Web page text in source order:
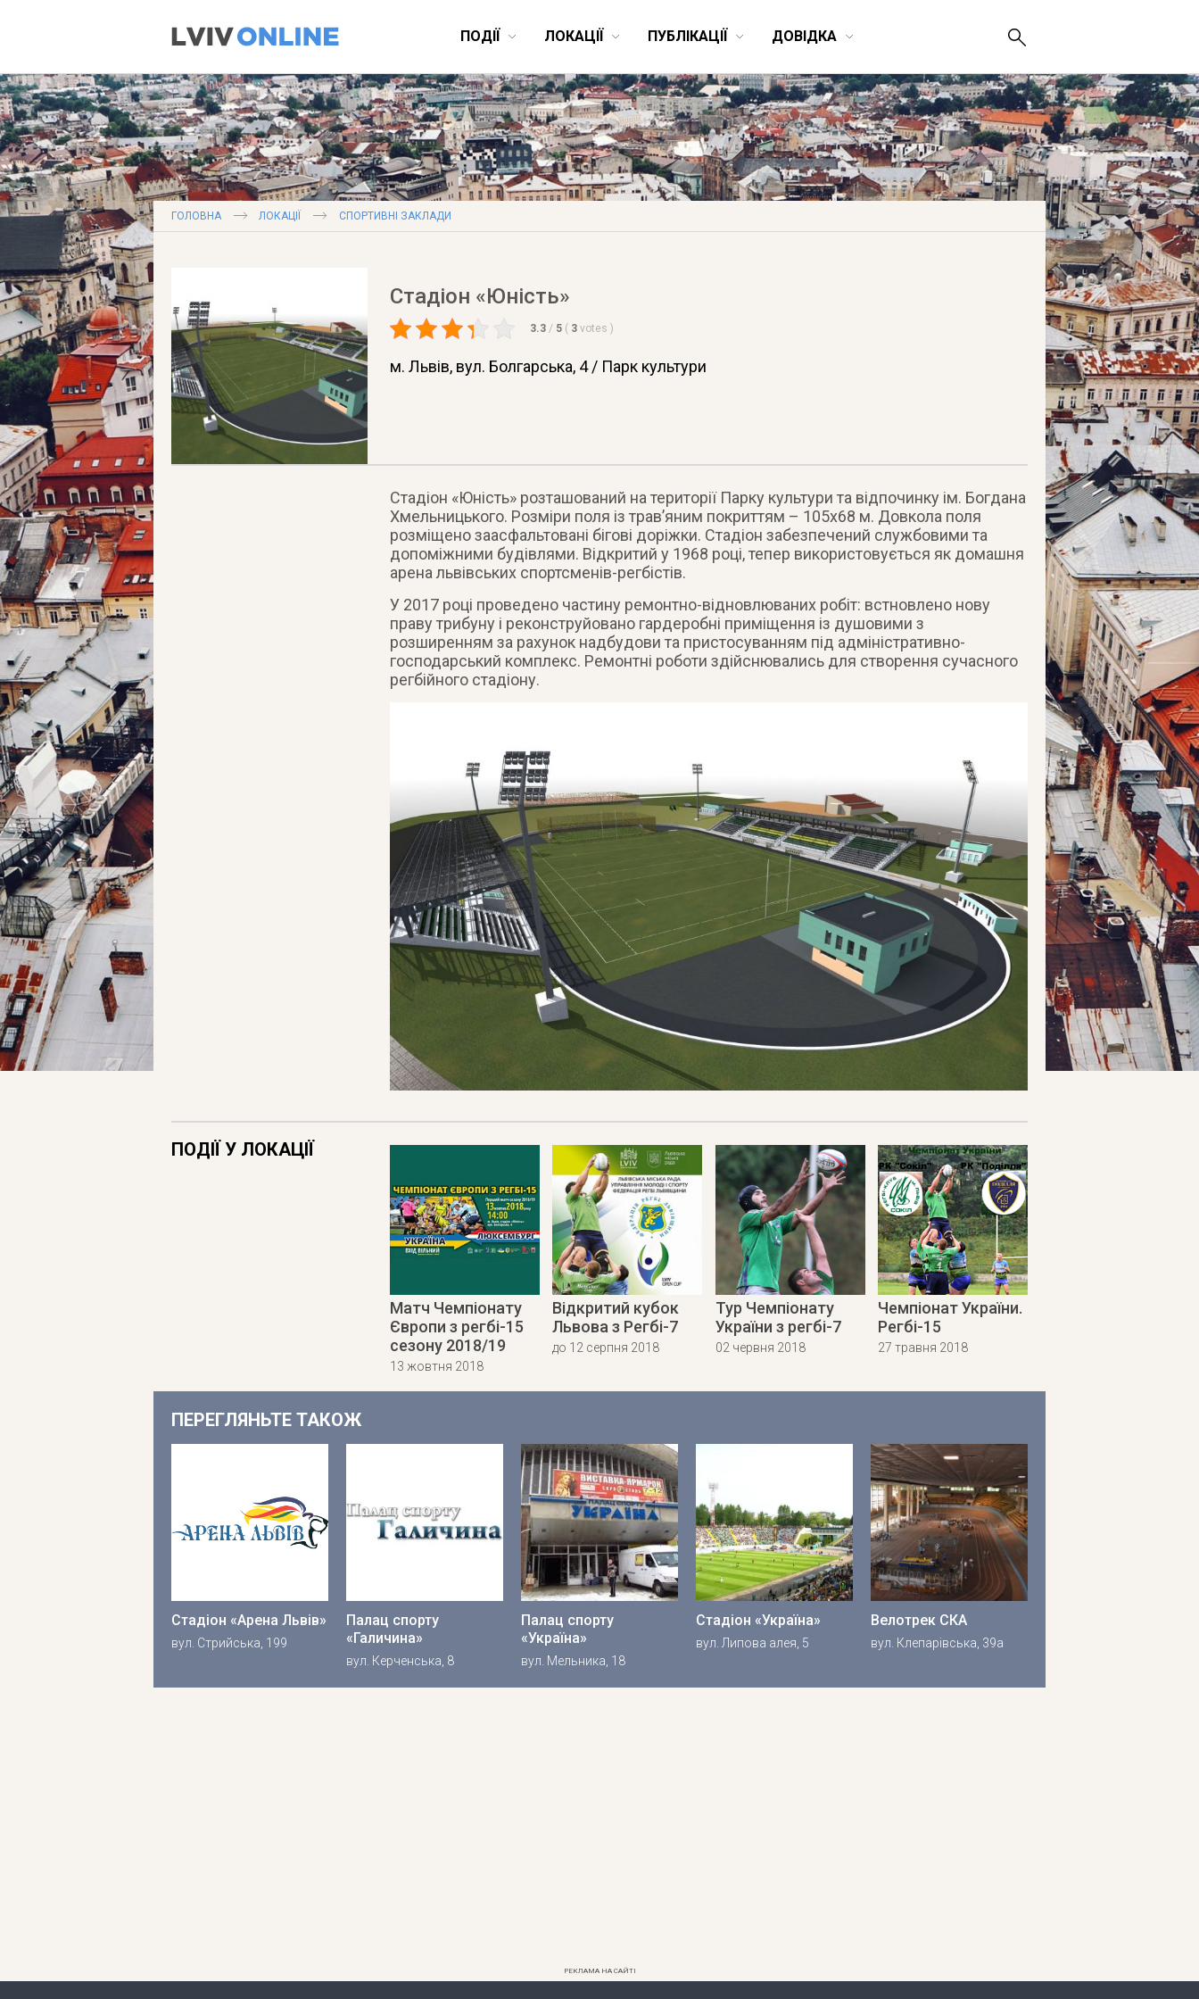
ПОДІЇ ЛОКАЦІЇ ПУБЛІКАЦІЇ ДОВІДКА
ГОЛОВНА ЛОКАЦІЇ СПОРТИВНІ ЗАКЛАДИ
Стадіон «Юність»
3.3 / 5 ( 3 votes )
м. Львів, вул. Болгарська, 4 / Парк культури
Стадіон «Юність» розташований на території Парку культури та відпочинку ім. Богдана
Хмельницького. Розміри поля із трав’яним покриттям – 105х68 м. Довкола поля
розміщено заасфальтовані бігові доріжки. Стадіон забезпечений службовими та
допоміжними будівлями. Відкритий у 1968 році, тепер використовується як домашня
арена львівських спортсменів-регбістів.
У 2017 році проведено частину ремонтно-відновлюваних робіт: встновлено нову
праву трибуну і реконструйовано гардеробні приміщення із душовими з
розширенням за рахунок надбудови та пристосуванням під адміністративно-
господарський комплекс. Ремонтні роботи здійснювались для створення сучасного
регбійного стадіону.
ПОДІЇ У ЛОКАЦІЇ
Матч Чемпіонату
Європи з регбі-15
сезону 2018/19
13 жовтня 2018
Відкритий кубок
Львова з Регбі-7
до 12 серпня 2018
Тур Чемпіонату
України з регбі-7
02 червня 2018
Чемпіонат України.
Регбі-15
27 травня 2018
ПЕРЕГЛЯНЬТЕ ТАКОЖ
Стадіон «Арена Львів»
вул. Стрийська, 199
Палац спорту
«Галичина»
вул. Керченська, 8
Палац спорту
«Україна»
вул. Мельника, 18
Стадіон «Україна»
вул. Липова алея, 5
Велотрек СКА
вул. Клепарівська, 39а
РЕКЛАМА НА САЙТІ